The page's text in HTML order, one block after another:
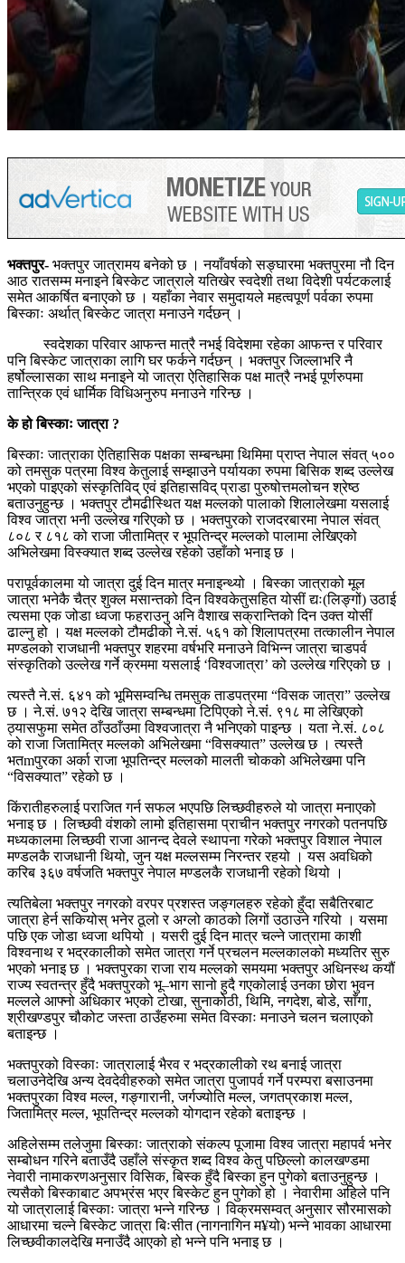
भक्तपुर- भक्तपुरजात्रामयबनेको छ ।नयाँवर्षकोसङ्घारमा भक्तपुरमा नौ दिन
आठ रातसम्म मनाइने बिस्केट जात्राले यतिखेर स्वदेशी तथा विदेशी पर्यटकलाई
समेत आकर्षित बनाएको छ । यहाँका नेवार समुदायलेमहत्वपूर्णपर्वकारुपमा
बिस्काः अर्थात् बिस्केट जात्रा मनाउनेगर्दछन्।
स्वदेशका परिवार आफन्त मात्रै नभई विदेशमा रहेका आफन्त र परिवार
पनि बिस्केट जात्राका लागि घर फर्कनेगर्दछन्। भक्तपुर जिल्लाभरि नै
हर्षोल्लासकासाथ मनाइने यो जात्रा ऐतिहासिक पक्ष मात्रै नभईपूर्णरुपमा
तान्त्रिक एवं धार्मिकविधिअनुरुपमनाउने गरिन्छ ।
के होबिस्काःजात्रा ?
बिस्काः जात्राका ऐतिहासिक पक्षका सम्बन्धमाथिमिमाप्राप्त नेपाल संवत् ५००
को तमसुक पत्रमा विश्व केतुलाई सम्झाउने पर्यायकारुपमा बिसिकशब्द उल्लेख
भएको पाइएकोसंस्कृतिविद्एवंइतिहासविद् प्राडा पुरुषोत्तमलोचनश्रेष्ठ
बताउनुहुन्छ । भक्तपुरटौमढीस्थितयक्ष मल्लको पालाको शिलालेखमा यसलाई
विश्व जात्रा भनी उल्लेख गरिएको छ । भक्तपुरकोराजदरबारमानेपाल संवत्
८०८ र ८१८ को राजाजीतामित्ररभूपतिन्द्रमल्लको पालामा लेखिएको
अभिलेखमाविस्क्यातशब्द उल्लेख रहेकोउहाँको भनाइ छ ।
परापूर्वकालमा यो जात्रा दुई दिन मात्र मनाइन्थ्यो ।बिस्काजात्राको मूल
जात्रा भनेकैचैत्र शुक्ल मसान्तको दिनविश्वकेतुसहित योसीं द्यः(लिङ्गों) उठाई
त्यसमा एक जोडा ध्वजा फहराउनु अनि वैशाखसक्रान्तिकोदिन उक्तयोसीं
ढाल्नु हो । यक्ष मल्लकोटौमढीको ने.सं. ५६१ को शिलापत्रमा तत्कालीन नेपाल
मण्डलको राजधानी भक्तपुरशहरमावर्षभरि मनाउने विभिन्न जात्रा चाडपर्व
संस्कृतिको उल्लेख गर्ने क्रममा यसलाई ‘विश्वजात्रा’ को उल्लेख गरिएको छ ।
त्यस्तैने.सं. ६४१ को भूमिसम्वन्धितमसुक ताडपत्रमा “विसकजात्रा” उल्लेख
छ ।ने.सं. ७१२ देखि जात्रा सम्बन्धमा टिपिएकोने.संं. ९१८ मा लेखिएको
ठ्यासफुमासमेतठाँउठाँउमा विश्वजात्रानै भनिएको पाइन्छ । यताने.सं. ८०८
को राजाजितामित्रमल्लको अभिलेखमा “विसक्यात”उल्लेखछ । त्यस्तै
भतmपुरका अर्का राजा भूपतिन्द्रमल्लको मालती चोकको अभिलेखमा पनि
“विसक्यात” रहेको छ ।
किंरातीहरुलाईपराजित गर्न सफल भएपछिलिच्छवीहरुलेयो जात्रा मनाएको
भनाइ छ ।लिच्छवीवंशको लामो इतिहासमा प्राचीन भक्तपुर नगरको पतनपछि
मध्यकालमालिच्छवीराजा आनन्द देवले स्थापना गरेको भक्तपुरविशाल नेपाल
मण्डलकै राजधानी थियो, जुन यक्ष मल्लसम्म निरन्तर रहयो । यस अवधिको
करिब ३६७वर्षजतिभक्तपुर नेपाल मण्डलकै राजधानी रहेको थियो ।
त्यतिबेला भक्तपुर नगरको वरपर प्रशस्तजङ्गलहरुरहेको हुँदा सबैतिरबाट
जात्रा हेर्न सकियोस् भनेर ठूलो र अग्लो काठकोलिगोंउठाउने गरियो । यसमा
पछि एक जोडा ध्वजा थपियो । यसरी दुई दिन मात्र चल्ने जात्रामा काशी
विश्वनाथ र भद्रकालीको समेत जात्रा गर्ने प्रचलनमल्लकालको मध्यतिर सुरु
भएको भनाइछ । भक्तपुरका राजा राय मल्लको समयमा भक्तपुर अधिनस्थ कयौं
राज्य स्वतन्त्र हुँदै भक्तपुरको भू–भाग सानो हुदै गएकोलाई उनका छोरा भुवन
मल्लले आफ्नो अधिकार भएको टोखा,सुनाकोठी,थिमि,नगदेश,बोडे,साँगा,
श्रीखण्डपुर चौकोट जस्ता ठाउँहरुमा समेत विस्काः मनाउने चलन चलाएको
बताइन्छ।
भक्तपुरको विस्काः जात्रालाई भैरवरभद्रकालीको रथ बनाई जात्रा
चलाउनेदेखि अन्य देवदेवीहरुको समेत जात्रा पुजापर्व गर्ने परम्परा बसाउनमा
भक्तपुरका विश्व मल्ल,गङ्गारानी,जर्गज्योति मल्ल,जगतप्रकाश मल्ल,
जितामित्र मल्ल, भूपतिन्द्र मल्लको योगदान रहेको बताइन्छ।
अहिलेसम्म तलेजुमा बिस्काः जात्राको संकल्प पूजामा विश्व जात्रा महापर्व भनेर
सम्बोधन गरिने बताउँदै उहाँले संस्कृत शब्द विश्व केतु पछिल्लोकालखण्डमा
नेवारी नामाकरणअनुसार विसिक, बिस्क हुँदै बिस्का हुन पुगेको बताउनुहुन्छ ।
त्यसैको बिस्काबाट अपभ्रंस भएर बिस्केट हुन पुगेको हो । नेवारीमा अहिले पनि
यो जात्रालाई बिस्काः जात्रा भन्ने गरिन्छ । विक्रमसम्वत् अनुसार सौरमासको
आधारमा चल्ने बिस्केट जात्रा बिःसीत (नागनागिन म¥यो) भन्ने भावका आधारमा
लिच्छवीकालदेखि मनाउँदै आएको हो भन्ने पनि भनाइ छ ।